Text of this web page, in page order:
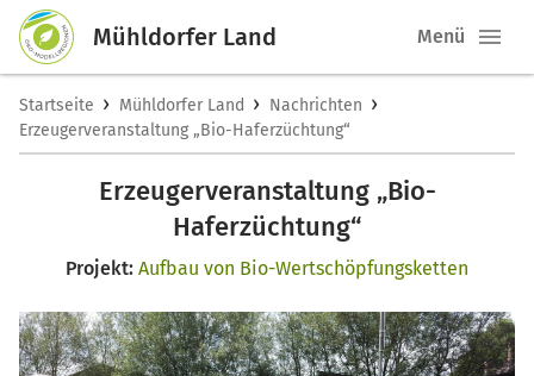
Mühldorfer Land Menü
Startseite › Mühldorfer Land › Nachrichten ›
Erzeugerveranstaltung „Bio-Haferzüchtung“
Erzeugerveranstaltung „Bio-
Haferzüchtung“
Projekt: Aufbau von Bio-Wertschöpfungsketten